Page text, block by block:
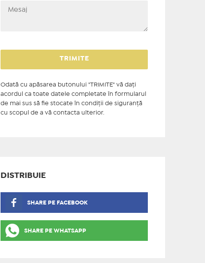
Odată cu apăsarea butonului "TRIMITE" vă daţi
acordul ca toate datele completate în formularul
de mai sus să fie stocate în condiţii de siguranţă
cu scopul de a vă contacta ulterior.
DISTRIBUIE
SHARE PE FACEBOOK
SHARE PE WHATSAPP